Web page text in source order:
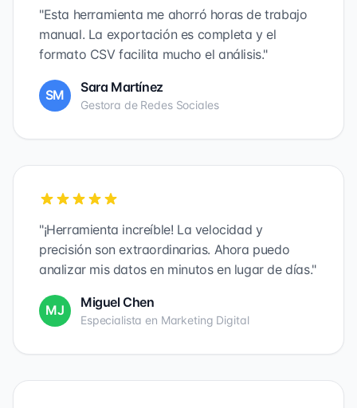
"Esta herramienta me ahorró horas de trabajo
manual. La exportación es completa y el
formato CSV facilita mucho el análisis."
SM Sara Martínez
Gestora de Redes Sociales
"¡Herramienta increíble! La velocidad y
precisión son extraordinarias. Ahora puedo
analizar mis datos en minutos en lugar de días."
MJ Miguel Chen
Especialista en Marketing Digital